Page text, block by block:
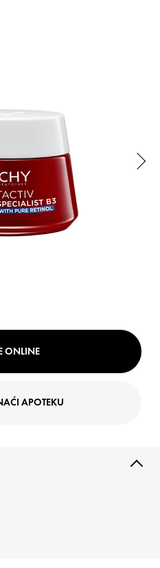
ONLINE
APOTEKU